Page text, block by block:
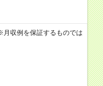
収例を保証するものでは